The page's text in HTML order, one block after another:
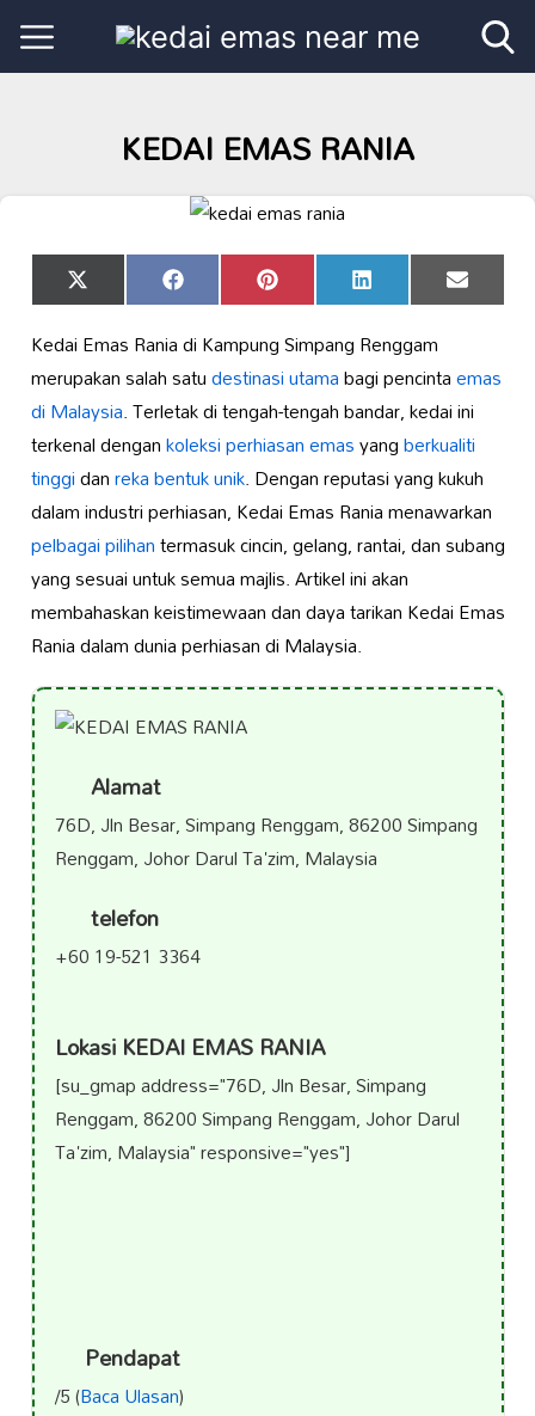
KEDAI EMAS RANIA
Share
on
X
(Twitter)
Share
on
Facebook Share
on
Pinterest Share
on
LinkedIn Share
on
Email
Kedai Emas Rania di Kampung Simpang Renggam
merupakan salah satudestinasi utamabagi pencintaemas
di Malaysia. Terletak di tengah-tengah bandar, kedai ini
terkenal dengankoleksi perhiasan emasyangberkualiti
tinggidanreka bentuk unik. Dengan reputasi yang kukuh
dalam industri perhiasan, Kedai Emas Rania menawarkan
pelbagai pilihantermasuk cincin, gelang, rantai, dan subang
yang sesuai untuk semua majlis. Artikel ini akan
membahaskan keistimewaan dan daya tarikan Kedai Emas
Rania dalam dunia perhiasan di Malaysia.
Alamat
76D, Jln Besar, Simpang Renggam, 86200 Simpang
Renggam, Johor Darul Ta'zim, Malaysia
telefon
+60 19-521 3364
Lokasi KEDAI EMAS RANIA
[su_gmap address="76D, Jln Besar, Simpang
Renggam, 86200 Simpang Renggam, Johor Darul
Ta'zim, Malaysia" responsive="yes"]
Pendapat
/5 (Baca Ulasan)